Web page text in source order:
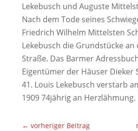
Lekebusch und Auguste
Nach dem Tode seines
Friedrich Wilhelm Mittelsten
Lekebusch die Grundstücke an
Straße. Das Barmer
Eigentümer der Häuser Dieker
41. Louis Lekebusch verstarb
1909 74jährig an Herzlähmung.
← vorheriger Beitrag